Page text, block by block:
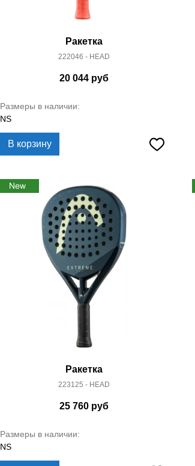
Ракетка
222046 - HEAD
20 044 руб
Размеры в наличии:
NS
В корзину
Ракетка
223125 - HEAD
25 760 руб
Размеры в наличии:
NS